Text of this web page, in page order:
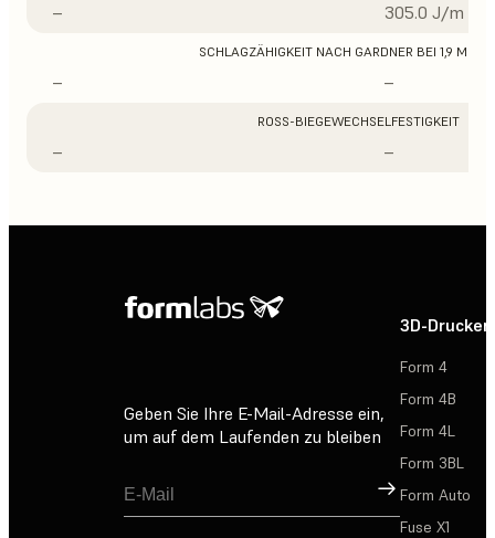
– 305.0 J/m
SCHLAGZÄHIGKEIT NACH GARDNER BEI 1,9 MM
– –
ROSS-BIEGEWECHSELFESTIGKEIT
– –
Geben Sie Ihre E-Mail-Adresse ein,
um auf dem Laufenden zu bleiben
Registrieren
3D-Drucker
Form 4
Form 4B
Form 4L
Form 3BL
Form Auto
Fuse X1